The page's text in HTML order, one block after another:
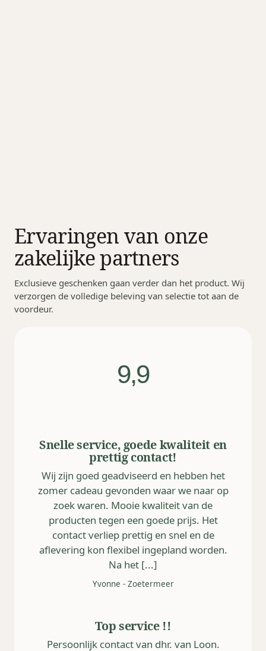
Ervaringen van onze
zakelijke partners
Exclusieve geschenken gaan verder dan het product. Wij
verzorgen de volledige beleving van selectie tot aan de
voordeur.
9,9
Snelle service, goede kwaliteit en
prettig contact!
Wij zijn goed geadviseerd en hebben het
zomer cadeau gevonden waar we naar op
zoek waren. Mooie kwaliteit van de
producten tegen een goede prijs. Het
contact verliep prettig en snel en de
aflevering kon flexibel ingepland worden.
Na het [...]
Yvonne - Zoetermeer
Top service !!
Persoonlijk contact van dhr. van Loon.